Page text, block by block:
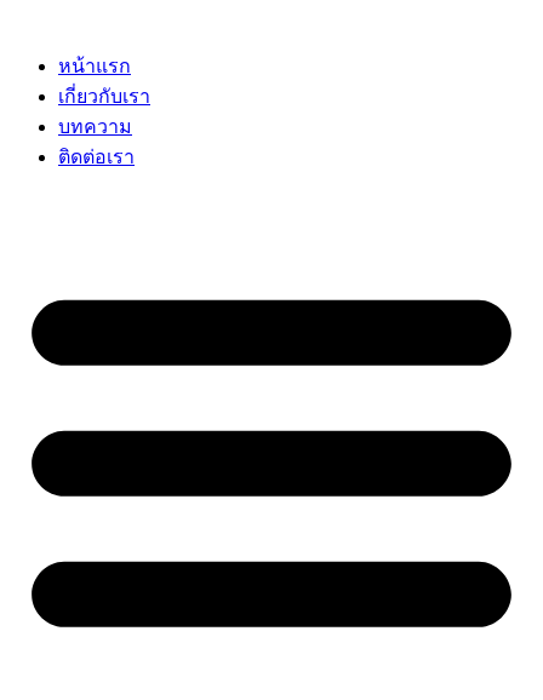
contentหน้าแรก
เกี่ยวกับเรา
บทความ
ติดต่อเรา